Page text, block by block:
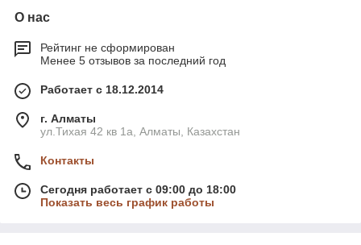
транспортными компаниями производится в любой регион в
Казахстане.
Особенности и ассортимент наших
картриджей с тонером
Конструкция лазерного картриджа с тонером для принтера
состоит из фотобарабана и тонерного отсека. Печатают
пигментом. Под действием высокой температуры порошок
стойкое изображение. Такая заправка, в отличие от жидкой,
не пересыхает.
О нас
Рейтинг не сформирован
Менее 5 отзывов за последний год
Работает с 18.12.2014
г. Алматы
ул.Тихая 42 кв 1a, Алматы, Казахстан
Контакты
Сегодня работает с 09:00 до 18:00
Показать весь график работы